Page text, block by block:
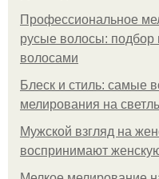
Профессиональное
русые волосы: подбор
волосами
Блеск и стиль: самые
мелирования на
Мужской взгляд на
воспринимают